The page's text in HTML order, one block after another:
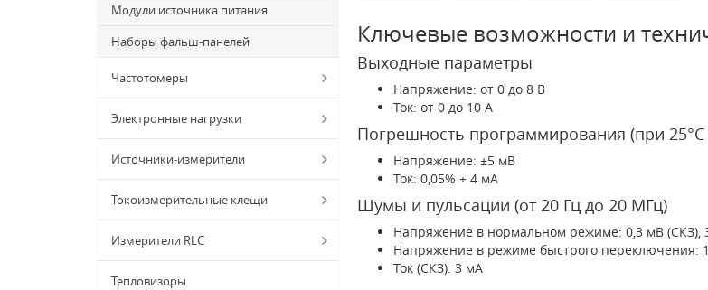
Модули источника питания
Наборы фальш-панелей
Частотомеры
Электронные нагрузки
Источники-измерители
Токоизмерительные клещи
Измерители RLC
Тепловизоры
Ключевые возможности и
Выходные параметры
Напряжение: от 0 до 8 В
Ток: от 0 до 10 А
Погрешность программирования (при 25°С
Напряжение: ±5 мВ
Ток: 0,05% + 4 мА
Шумы и пульсации (от 20 Гц до 20 МГц)
Напряжение в нормальном режиме: 0,3 мВ (СКЗ),
Напряжение в режиме быстрого переключения:
Ток (СКЗ): 3 мА